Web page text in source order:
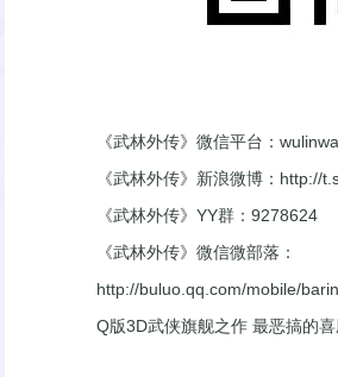
《武林外传》微信平台：
《武林外传》新浪微博： http://
《武林外传》YY群：9278624
《武林外传》微信微部落：
http://buluo.qq.com/mobile/
Q版3D武侠旗舰之作 最恶搞的喜